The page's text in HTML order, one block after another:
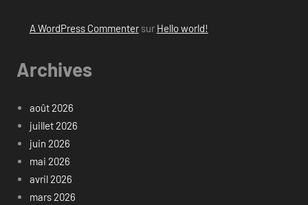
A WordPress Commentersur Hello world!
Archives
août 2026
juillet 2026
juin 2026
mai 2026
avril 2026
mars 2026